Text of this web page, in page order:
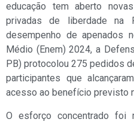
educação tem aberto
privadas de liberdade na
desempenho de apenados
Médio (Enem) 2024, a
PB) protocolou 275 pedidos
participantes que
acesso ao benefício previsto
O esforço concentrado foi